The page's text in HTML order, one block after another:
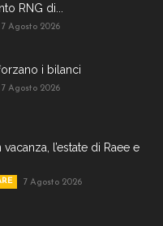
RNG di...
7 Agosto 2026
i bilanci
7 Agosto 2026
l’estate di Raee e
7 Agosto 2026